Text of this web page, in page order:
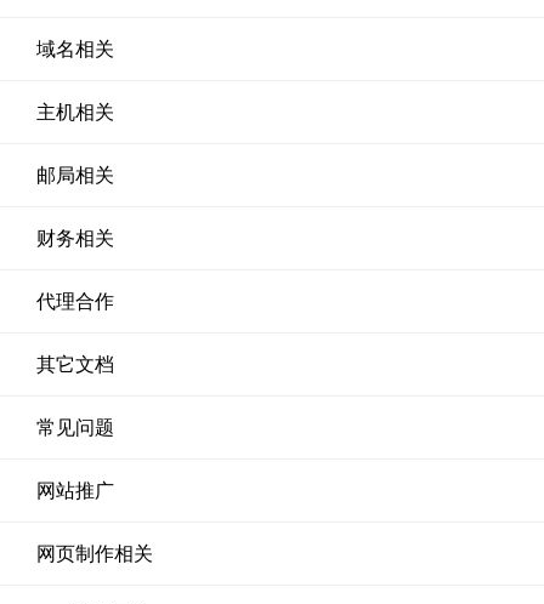
域名相关
主机相关
邮局相关
财务相关
代理合作
其它文档
常见问题
网站推广
网页制作相关